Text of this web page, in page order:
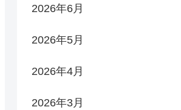
2026年6月
2026年5月
2026年4月
2026年3月